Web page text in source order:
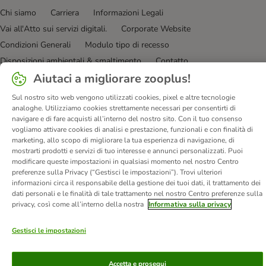
Chi siamo Carriera
Informazioni Legali
Vai all'Atto sui servizi digitali.
Corporate Website
Condizioni Generali
Modulo tipo di recesso
Disposizioni ambientali & smaltimento
Contatto
Spese e tempi di consegna
Metodi di Pagamento
I clienti dicono di noi
Dichiarazione di accessibilità
© zooplus SE 2026
Aiutaci a migliorare zooplus!
Sul nostro sito web vengono utilizzati cookies, pixel e altre tecnologie
analoghe. Utilizziamo cookies strettamente necessari per consentirti di
navigare e di fare acquisti all’interno del nostro sito. Con il tuo consenso
vogliamo attivare cookies di analisi e prestazione, funzionali e con finalità di
marketing, allo scopo di migliorare la tua esperienza di navigazione, di
mostrarti prodotti e servizi di tuo interesse e annunci personalizzati. Puoi
modificare queste impostazioni in qualsiasi momento nel nostro Centro
preferenze sulla Privacy (“Gestisci le impostazioni”). Trovi ulteriori
informazioni circa il responsabile della gestione dei tuoi dati, il trattamento dei
dati personali e le finalità di tale trattamento nel nostro Centro preferenze sulla
privacy, così come all’interno della nostra Informativa sulla privacy
Gestisci le impostazioni
Accetta e prosegui